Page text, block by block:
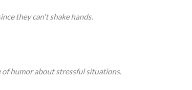
they can't shake hands.
of humor about stressful situations.